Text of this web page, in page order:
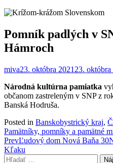
Pomník padlých v
Hámroch
miva23. októbra 2021 23. októbra
Národná kultúrna pamiatka
občanom zastreleným v SNP z
Banská Hodruša.
Posted in Banskobystrický kraj,
Pamätníky, pomníky a pamätné
Post
navigation
PrevĽudový dom Nová Baňa 30
Kľaku
Hľadať: